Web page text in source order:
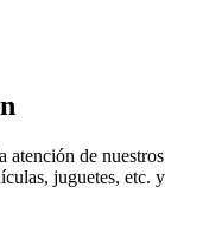
atención de nuestros
juguetes, etc. y